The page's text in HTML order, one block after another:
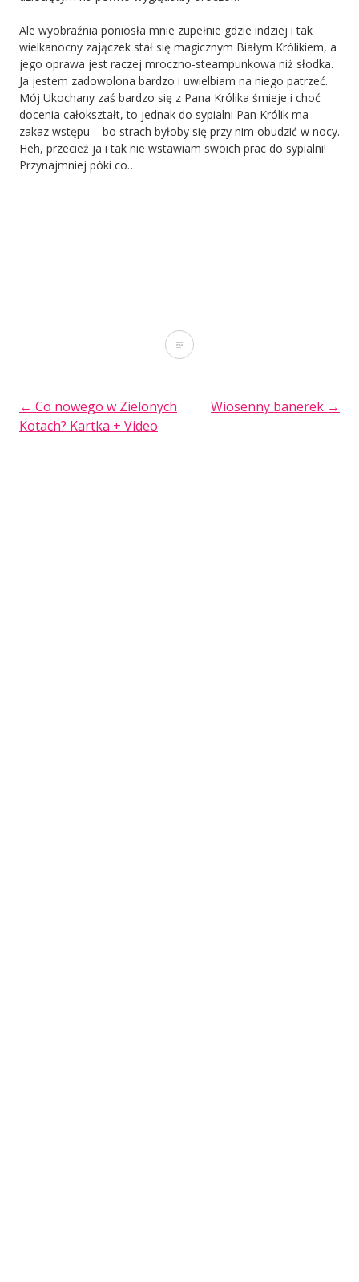
Ale wyobraźnia poniosła mnie zupełnie gdzie indziej i tak
wielkanocny zajączek stał się magicznym Białym Królikiem, a
jego oprawa jest raczej mroczno-steampunkowa niż słodka.
Ja jestem zadowolona bardzo i uwielbiam na niego patrzeć.
Mój Ukochany zaś bardzo się z Pana Królika śmieje i choć
docenia całokształt, to jednak do sypialni Pan Królik ma
zakaz wstępu – bo strach byłoby się przy nim obudzić w nocy.
Heh, przecież ja i tak nie wstawiam swoich prac do sypialni!
Przynajmniej póki co…
Follow
White
POST
← Co nowego w Zielonych
Kotach? Kartka + Video
Wiosenny banerek →